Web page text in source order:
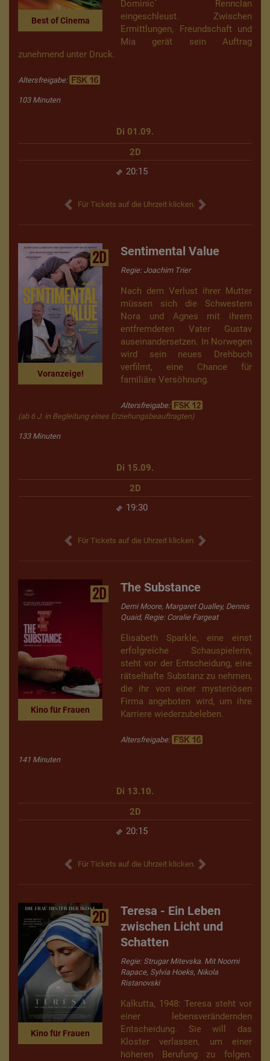
Best of Cinema
Dominic´ Rennclan
eingeschleust. Zwischen
Ermittlungen, Freundschaft und
Mia gerät sein Auftrag
zunehmend unter Druck.
Altersfreigabe:
103 Minuten
Di 01.09.
20:15
2D
Für Tickets auf die Uhrzeit klicken.
2D
Voranzeige!
Sentimental Value
Regie: Joachim Trier
Nach dem Verlust ihrer Mutter
müssen sich die Schwestern
Nora und Agnes mit ihrem
entfremdeten Vater Gustav
auseinandersetzen. In Norwegen
wird sein neues Drehbuch
verfilmt, eine Chance für
familiäre Versöhnung.
Altersfreigabe:
(ab 6 J. in Begleitung eines Erziehungsbeauftragten)
133 Minuten
Di 15.09.
19:30
2D
Für Tickets auf die Uhrzeit klicken.
2D
Kino für Frauen
The Substance
Demi Moore, Margaret Qualley, Dennis
Quaid, Regie: Coralie Fargeat
Elisabeth Sparkle, eine einst
erfolgreiche Schauspielerin,
steht vor der Entscheidung, eine
rätselhafte Substanz zu nehmen,
die ihr von einer mysteriösen
Firma angeboten wird, um ihre
Karriere wiederzubeleben.
Altersfreigabe:
141 Minuten
Di 13.10.
20:15
2D
Für Tickets auf die Uhrzeit klicken.
2D
Kino für Frauen
Teresa - Ein Leben
zwischen Licht und
Schatten
Regie: Strugar Mitevska. Mit Noomi
Rapace, Sylvia Hoeks, Nikola
Ristanovski
Kalkutta, 1948: Teresa steht vor
einer lebensverändernden
Entscheidung. Sie will das
Kloster verlassen, um einer
höheren Berufung zu folgen.